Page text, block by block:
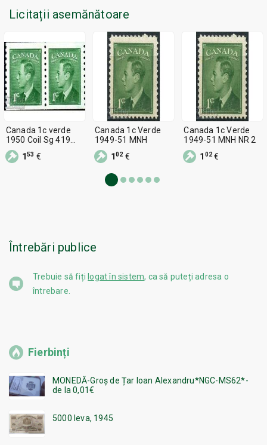
Licitații asemănătoare
Canada 1c verde
1950 Coil Sg 419
Timbre
153 €
Canada 1c Verde
1949-51 MNH
102€
Canada 1c Verde
1949-51 MNH NR 2
1 02€
Întrebări publice
Trebuie să fiți logat în sistem, ca să puteți adresa o
întrebare.
Fierbinți
MONEDĂ-Groș de Țar Ioan Alexandru*NGC-MS62*-
de la 0,01€
5000 leva, 1945